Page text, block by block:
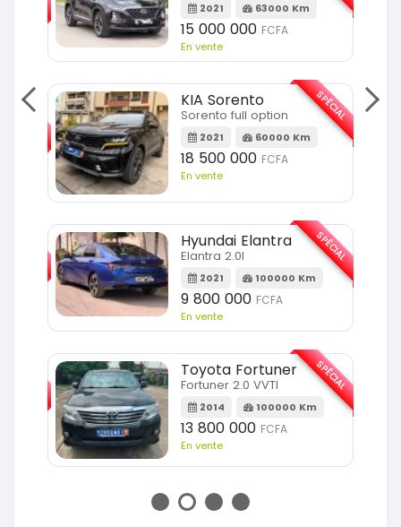
SPÉCIAL
2021 63000 Km
15 000 000 FCFA
En vente
KIA Sorento
Sorento full option
2021 60000 Km
18 500 000 FCFA
En vente
SPÉCIAL
Hyundai Elantra
Elantra 2.0l
2021 100000 Km
9 800 000 FCFA
En vente
SPÉCIAL
Toyota Fortuner
Fortuner 2.0 VVTI
2014 100000 Km
13 800 000 FCFA
En vente
SPÉCIAL